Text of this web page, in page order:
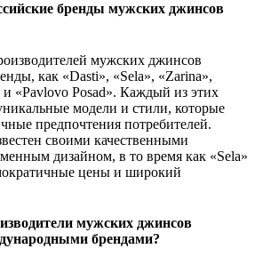
бренды мужских джинсов
мужских джинсов
как «Dasti», «Sela», «Zarina»,
«Pavlovo Posad». Каждый из этих
модели и стили, которые
предпочтения потребителей.
своими качественными
дизайном, в то время как «Sela»
цены и широкий
мужских джинсов
брендами?